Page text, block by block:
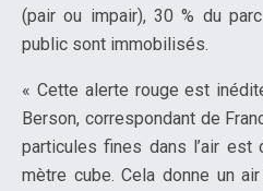
(pair ou impair), 30 % du
public sont immobilisés.
« Cette alerte rouge est
Berson, correspondant de
particules fines dans l’air est
mètre cube. Cela donne un